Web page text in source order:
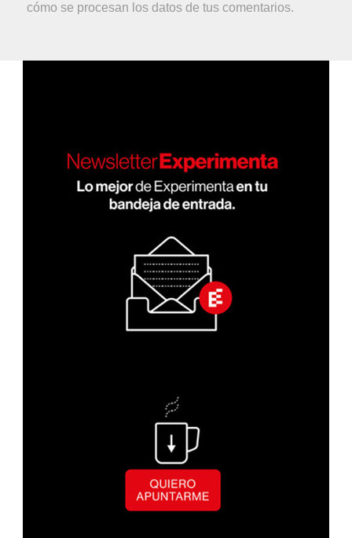
cómo se procesan los datos de tus comentarios.